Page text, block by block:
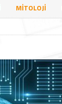
MITOLOJI